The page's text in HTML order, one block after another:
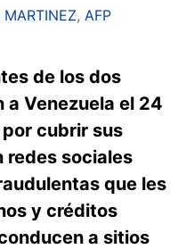
, AFP
de los dos
Venezuela el 24
cubrir sus
redes sociales
que les
y créditos
a sitios